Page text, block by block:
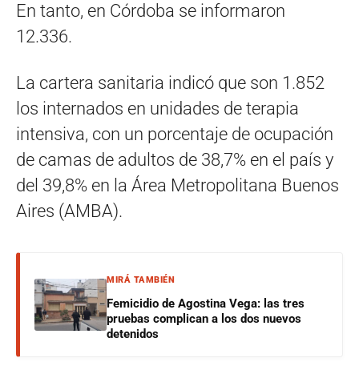
En tanto, en Córdoba se informaron
12.336.
La cartera sanitaria indicó que son 1.852
los internados en unidades de terapia
intensiva, con un porcentaje de ocupación
de camas de adultos de 38,7% en el país y
del 39,8% en la Área Metropolitana Buenos
Aires (AMBA).
MIRÁ TAMBIÉN
Femicidio de Agostina Vega: las tres
pruebas complican a los dos nuevos
detenidos